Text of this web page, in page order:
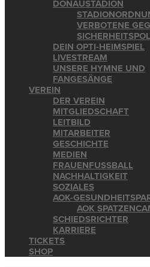
DONAUSTADION
VERBOTENE
DEIN OPTI-HEIMSPIEL
LIVESTREAM
UNSERE HYMNE UND
FANGESÄNGE
VEREIN
DER VEREIN
MITGLIEDSCHAFT
LEITBILD
MITARBEITER
GESCHICHTE
MEDIEN
FRAUENFUSSBALL
NACHHALTIGKEIT
SOZIALES
AOK-
AOK
SCHIEDSRICHTER
KARRIERE
TICKETS
SHOP